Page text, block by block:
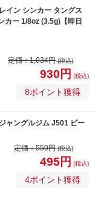
イン シンカー タングス
カー 1/8oz (3.5g)【即日
定価：1,034円(税込)
930円 (税込)
8ポイント獲得
ャングルジム J501 ビー
定価：550円(税込)
495円 (税込)
4ポイント獲得